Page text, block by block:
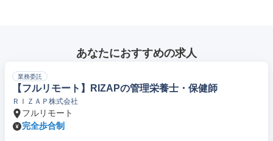
あなたにおすすめの求人
業務委託
【フルリモート】RIZAPの管理栄養士・保健師
ＲＩＺＡＰ株式会社
フルリモート
完全歩合制